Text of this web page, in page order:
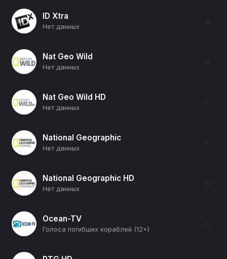
ID Xtra
Нет данных
☆
Nat Geo Wild
Нет данных
☆
Nat Geo Wild HD
Нет данных
☆
National Geographic
Нет данных
☆
National Geographic HD
Нет данных
☆
Ocean-TV
Голоса погибших кораблей (12+)
☆